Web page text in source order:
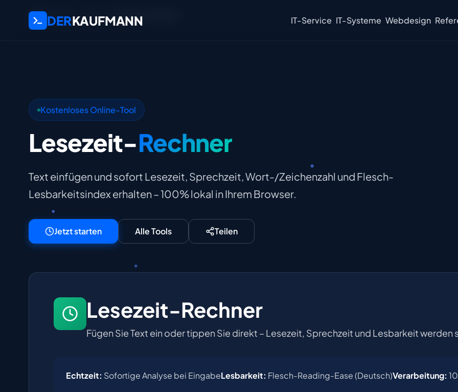
DERKAUFMANN IT-Service IT-Systeme Webdesign
Startseite Tools Lesezeit-Rechner
Kostenloses Online-Tool
Lesezeit-Rechner
Text einfügen und sofort Lesezeit, Sprechzeit, Wort-/Zeichenzahl und Flesch-
Lesbarkeitsindex erhalten – 100% lokal in Ihrem Browser.
Jetzt starten Alle Tools Teilen
Lesezeit-Rechner
Fügen Sie Text ein oder tippen Sie direkt – Lesezeit, Sprechzeit und Lesbarkeit
Echtzeit: Sofortige Analyse bei EingabeLesbarkeit: Flesch-Reading-Ease (Deutsch)Verarbeitung: